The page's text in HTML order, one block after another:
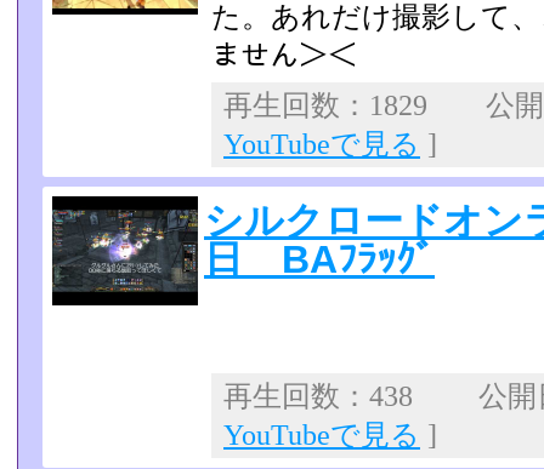
た。あれだけ撮影して
ません＞＜
再生回数：1829 公
YouTubeで見る ]
シルクロードオ
日 BAﾌﾗｯｸﾞ
再生回数：438 公
YouTubeで見る ]